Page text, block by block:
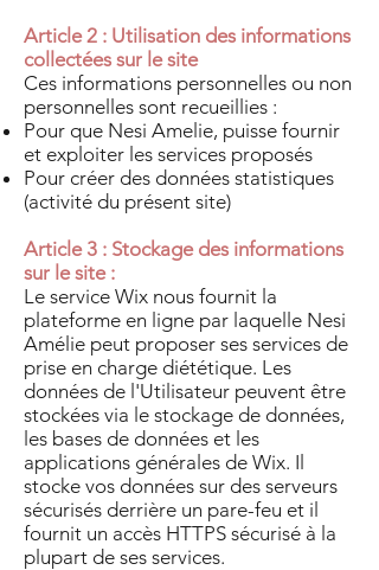
Article 2 : Utilisation des informations
collectées sur le site
Ces informations personnelles ou non
personnelles sont recueillies :
Pour que Nesi Amelie, puisse fournir
et exploiter les services proposés
Pour créer des données statistiques
(activité du présent site)
Article 3 : Stockage des informations
sur le site :
Le service Wix nous fournit la
plateforme en ligne par laquelle Nesi
Amélie peut proposer ses services de
prise en charge diététique. Les
données de l'Utilisateur peuvent être
stockées via le stockage de données,
les bases de données et les
applications générales de Wix. Il
stocke vos données sur des serveurs
sécurisés derrière un pare-feu et il
fournit un accès HTTPS sécurisé à la
plupart de ses services.